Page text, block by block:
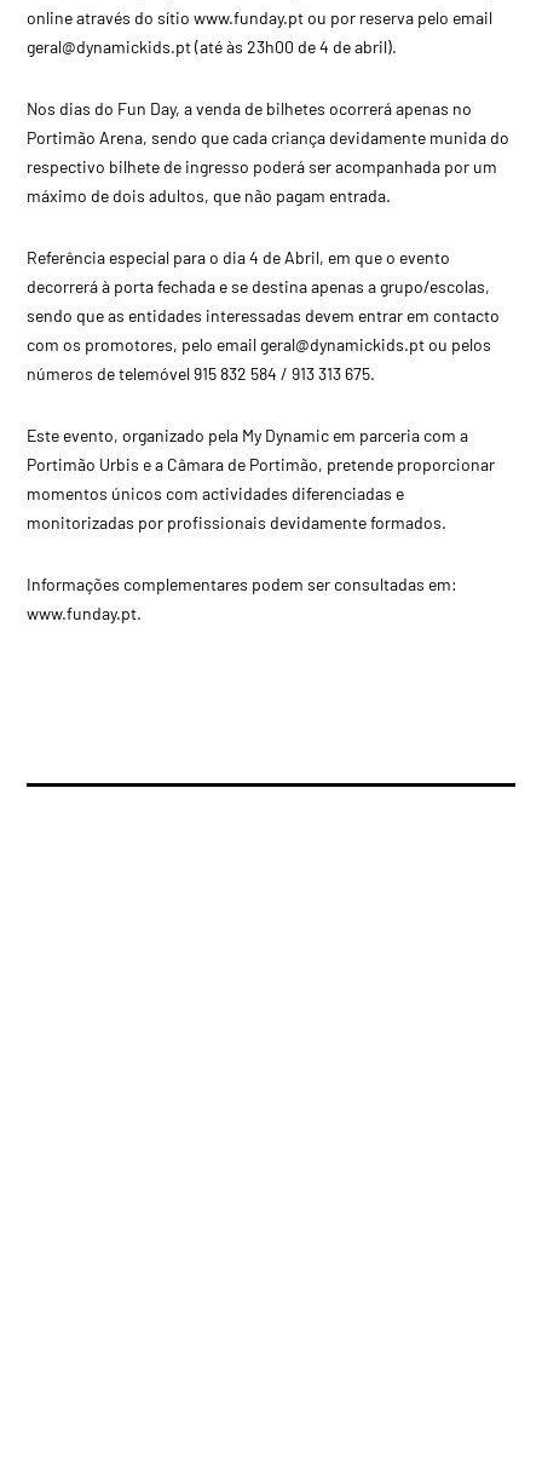
online através do sítio www.funday.pt ou por reserva pelo email
geral@dynamickids.pt(até às 23h00 de 4 de abril).
Nos dias do Fun Day, a venda de bilhetes ocorrerá apenas no
Portimão Arena, sendo que cada criança devidamente munida do
respectivo bilhete de ingresso poderá ser acompanhada por um
máximo de dois adultos, que não pagam entrada.
Referência especial para o dia 4 de Abril, em que o evento
decorrerá à porta fechada e se destina apenas a grupo/escolas,
sendo que as entidades interessadas devem entrar em contacto
com os promotores, pelo emailgeral@dynamickids.ptou pelos
números de telemóvel 915 832 584 / 913 313 675.
Este evento, organizado pela My Dynamic em parceria com a
Portimão Urbis e a Câmara de Portimão, pretende proporcionar
momentos únicos com actividades diferenciadas e
monitorizadas por profissionais devidamente formados.
Informações complementares podem ser consultadas em:
www.funday.pt.